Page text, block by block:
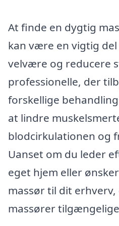
At finde en dygtig
kan være en vigtig
velvære og reducere
professionelle, der
forskellige
at lindre
blodcirkulationen og
Uanset om du leder
eget hjem eller
massør til dit
massører